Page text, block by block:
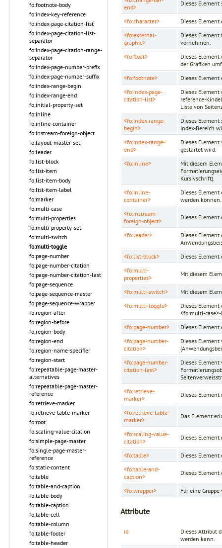
fo:footnote-body
fo:index-key-reference
fo:index-page-citation-list
fo:index-page-citation-list-
separator
fo:index-page-citation-range-
separator
fo:index-page-number-prefix
fo:index-page-number-suffix
fo:index-range-begin
fo:index-range-end
fo:initial-property-set
fo:inline
fo:inline-container
fo:instream-foreign-object
fo:layout-master-set
fo:leader
fo:list-block
fo:list-item
fo:list-item-body
fo:list-item-label
fo:marker
fo:multi-case
fo:multi-properties
fo:multi-property-set
fo:multi-switch
fo:multi-toggle
fo:page-number
fo:page-number-citation
fo:page-number-citation-last
fo:page-sequence
fo:page-sequence-master
fo:page-sequence-wrapper
fo:region-after
fo:region-before
fo:region-body
fo:region-end
fo:region-name-specifier
fo:region-start
fo:repeatable-page-master-
alternatives
fo:repeatable-page-master-
reference
fo:retrieve-marker
fo:retrieve-table-marker
fo:root
fo:scaling-value-citation
fo:simple-page-master
fo:single-page-master-
reference
fo:static-content
fo:table
fo:table-and-caption
fo:table-body
fo:table-caption
fo:table-cell
fo:table-column
fo:table-footer
fo:table-header
end>
Dieses Element
<fo:character>
Dieses
<fo:external-
graphic>
Dieses
vornehmen.
<fo:float>
Dieses
der Grafiken
<fo:footnote>
Dieses
<fo:index-page-
citation-list>
Dieses
reference-
Liste von
<fo:index-range-
begin>
Dieses
Index-Bereich
<fo:index-range-
end>
Dieses Element
gestartet wird.
<fo:inline>
Mit diesem
Kursivschrift).
<fo:inline-
container>
Dieses
werden können.
<fo:instream-
foreign-object>
Dieses
<fo:leader>
Dieses
<fo:list-block>
Dieses
<fo:multi-
properties>
Mit diesem
<fo:multi-switch>
Mit diesem
<fo:multi-toggle>
Dieses
<fo:multi-
<fo:page-number>
Dieses
<fo:page-number-
citation>
Dieses
<fo:page-number-
citation-last>
Dieses
<fo:retrieve-
marker>
Dieses
<fo:retrieve-table-
marker>
Das Element
<fo:scaling-value-
citation>
Dieses
<fo:table>
Dieses Element
<fo:table-and-
caption>
Dieses
<fo:wrapper> Für eine
Attribute
id
Dieses Attribut
werden kann.